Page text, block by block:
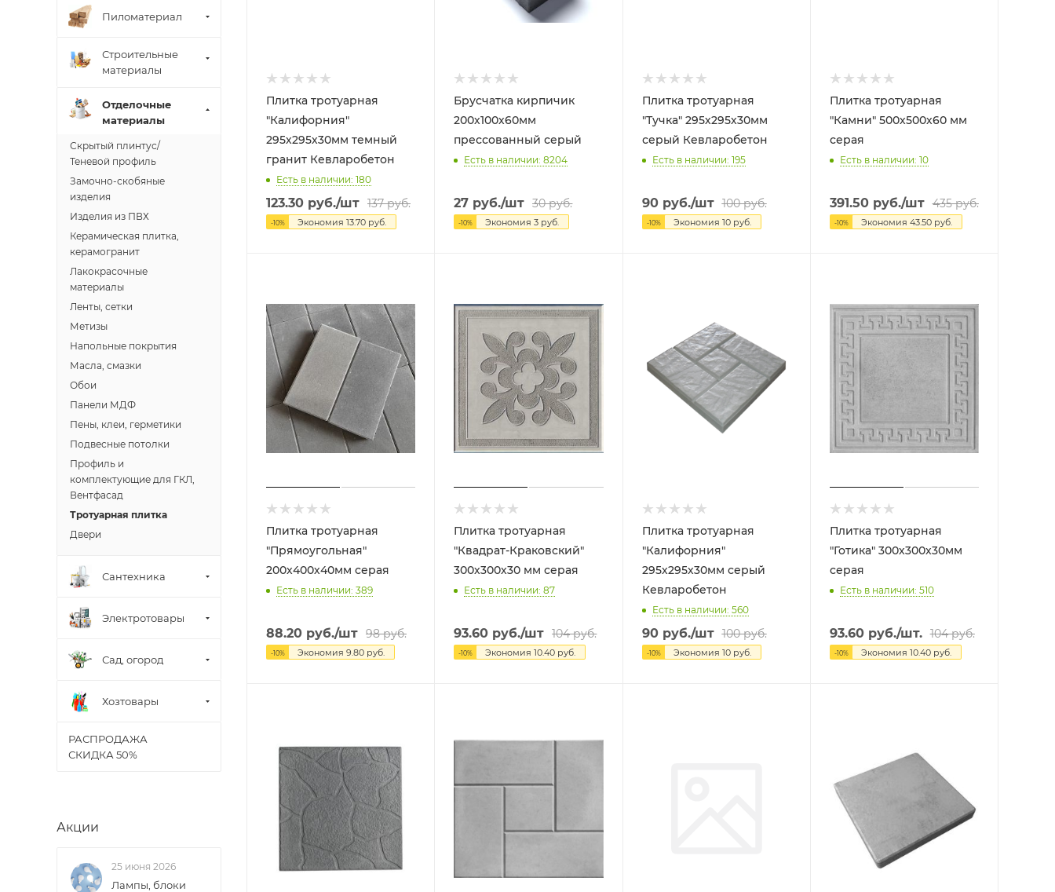
Плитка тротуарная
"Калифорния"
295х295х30мм темный
гранит Кевларобетон
Есть в наличии: 180
123.30 руб./шт 137руб.
-10% Экономия 13.70 руб.
Брусчатка кирпичик
200х100х60мм
прессованный серый
Есть в наличии: 8204
27 руб./шт 30руб.
-10% Экономия3 руб.
Плитка тротуарная
"Тучка" 295х295х30мм
серый Кевларобетон
Есть в наличии: 195
90руб./шт 100руб.
-10% Экономия 10руб.
Плитка тротуарная
"Камни" 500х500х60 мм
серая
Есть в наличии: 10
391.50руб./шт 435руб.
-10% Экономия 43.50руб.
Плитка тротуарная
"Прямоугольная"
200х400х40мм серая
Есть в наличии: 389
88.20 руб./шт 98руб.
-10% Экономия 9.80 руб.
Плитка тротуарная
"Квадрат-Краковский"
300х300х30 мм серая
Есть в наличии: 87
93.60 руб./шт 104руб.
-10% Экономия10.40 руб.
Плитка тротуарная
"Калифорния"
295х295х30мм серый
Кевларобетон
Есть в наличии: 560
90руб./шт 100руб.
-10% Экономия 10руб.
Плитка тротуарная
"Готика" 300х300х30мм
серая
Есть в наличии: 510
93.60руб./шт. 104руб.
-10% Экономия 10.40руб.
Пиломатериал
Строительные
материалы
Отделочные
материалы
Скрытый плинтус/
Теневой профиль
Замочно-скобяные
изделия
Изделия из ПВХ
Керамическая плитка,
керамогранит
Лакокрасочные
материалы
Ленты, сетки
Метизы
Напольные покрытия
Масла, смазки
Обои
Панели МДФ
Пены, клеи, герметики
Подвесные потолки
Профиль и
комплектующие для ГКЛ,
Вентфасад
Тротуарная плитка
Двери
Сантехника
Электротовары
Сад, огород
Хозтовары
РАСПРОДАЖА
СКИДКА 50%
Акции
25 июня 2026
Лампы, блоки